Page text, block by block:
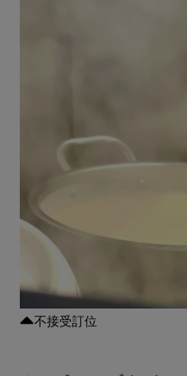
不接受訂位